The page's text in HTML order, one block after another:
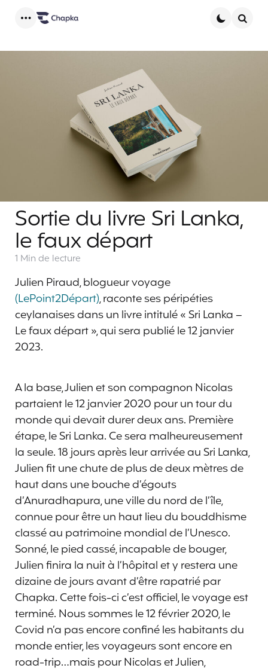
Sortie du livre Sri Lanka,
le faux départ
1 Min de lecture
Julien Piraud, blogueur voyage
(LePoint2Départ), raconte ses péripéties
ceylanaises dans un livre intitulé « Sri Lanka –
Le faux départ », qui sera publié le 12 janvier
2023.
A la base, Julien et son compagnon Nicolas
partaient le 12 janvier 2020 pour un tour du
monde qui devait durer deux ans. Première
étape, le Sri Lanka. Ce sera malheureusement
la seule. 18 jours après leur arrivée au Sri Lanka,
Julien fit une chute de plus de deux mètres de
haut dans une bouche d’égouts
d’Anuradhapura, une ville du nord de l’île,
connue pour être un haut lieu du bouddhisme
classé au patrimoine mondial de l’Unesco.
Sonné, le pied cassé, incapable de bouger,
Julien finira la nuit à l’hôpital et y restera une
dizaine de jours avant d’être rapatrié par
Chapka. Cette fois-ci c’est officiel, le voyage est
terminé. Nous sommes le 12 février 2020, le
Covid n’a pas encore confiné les habitants du
monde entier, les voyageurs sont encore en
road-trip…mais pour Nicolas et Julien,